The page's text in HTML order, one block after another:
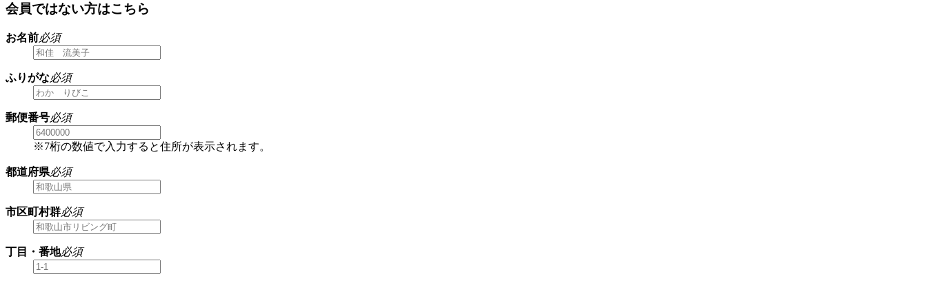
会員ではない方はこちら
お名前必須
ふりがな必須
郵便番号必須
※7桁の数値で入力すると住所が表示されます。
都道府県必須
市区町村群必須
丁目・番地必須